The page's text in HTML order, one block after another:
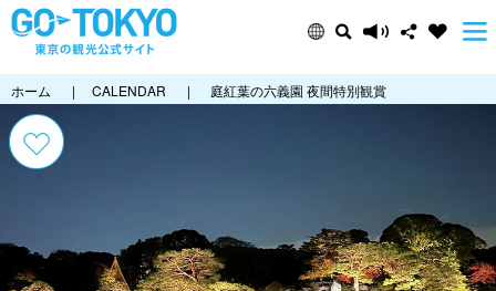
ホーム | CALENDAR | 庭紅葉の六義園 夜間特別観賞